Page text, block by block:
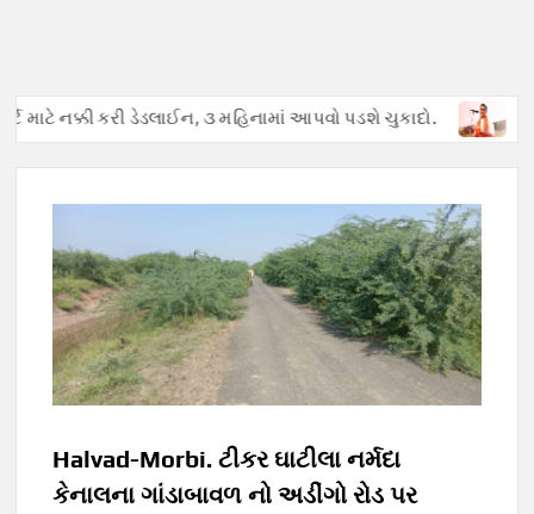
નક્કી કરી ડેડલાઈન, ૩ મહિનામાં આપવો પડશે ચુકાદો.
Halvad-Morbi. ટીકર ઘાટીલા નર્મદા
કેનાલના ગાંડાબાવળ નો અડીંગો રોડ પર